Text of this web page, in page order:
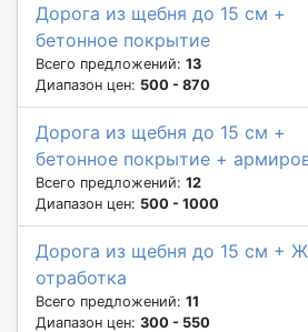
Дорога из щебня до 15 см +
бетонное покрытие
Всего предложений: 13
Диапазон цен: 500 - 870
Дорога из щебня до 15 см +
бетонное покрытие +
Всего предложений: 12
Диапазон цен: 500 - 1000
Дорога из щебня до 15 см +
отработка
Всего предложений: 11
Диапазон цен: 300 - 550